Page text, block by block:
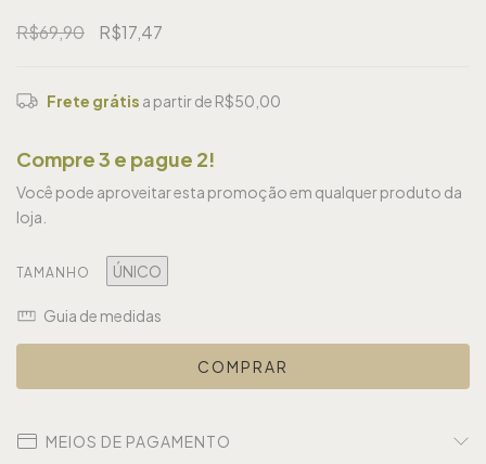
R$69,90 R$17,47
Frete grátis a partir de R$50,00
Compre 3 e pague 2!
Você pode aproveitar esta promoção em qualquer produto da
loja.
TAMANHO ÚNICO
Guia de medidas
MEIOS DE PAGAMENTO